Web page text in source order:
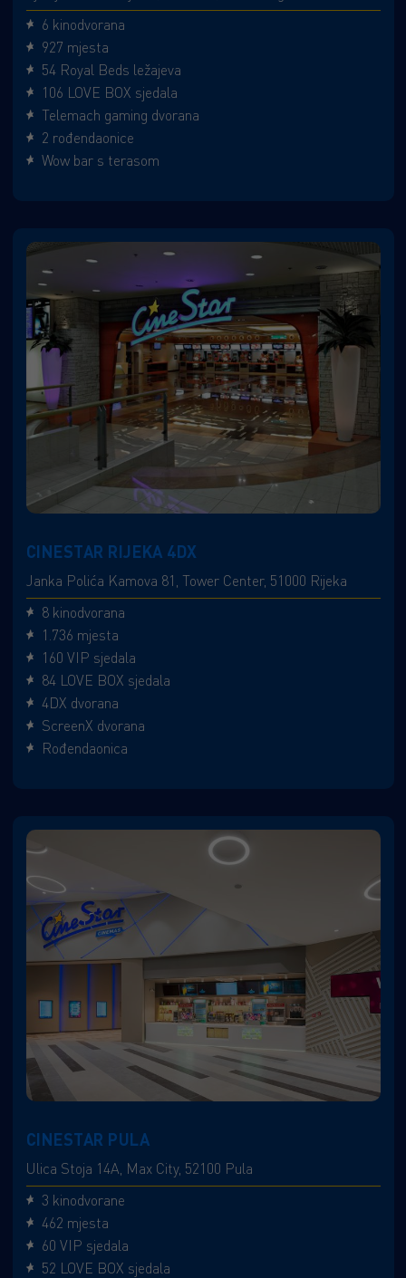
6 kinodvorana
927 mjesta
54 Royal Beds ležajeva
106 LOVE BOX sjedala
Telemach gaming dvorana
2 rođendaonice
Wow bar s terasom
CINESTAR RIJEKA 4DX
Janka Polića Kamova 81, Tower Center, 51000 Rijeka
8 kinodvorana
1.736 mjesta
160 VIP sjedala
84 LOVE BOX sjedala
4DX dvorana
ScreenX dvorana
Rođendaonica
CINESTAR PULA
Ulica Stoja 14A, Max City, 52100 Pula
3 kinodvorane
462 mjesta
60 VIP sjedala
52 LOVE BOX sjedala